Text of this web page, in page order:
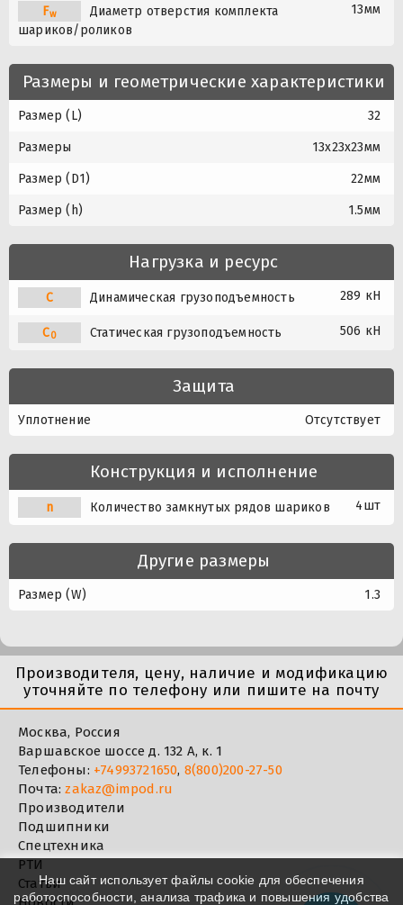
Fw
Диаметр отверстия комплекта
шариков/роликов
13мм
Размеры и геометрические характеристики
Размер (L) 32
Размеры 13x23x23мм
Размер (D1) 22мм
Размер (h) 1.5мм
Нагрузка и ресурс
C Динамическая грузоподъемность 289 кН
C0 Статическая грузоподъемность 506 кН
Защита
Уплотнение Отсутствует
Конструкция и исполнение
n Количество замкнутых рядов шариков 4шт
Другие размеры
Размер (W) 1.3
Производителя, цену, наличие и модификацию
уточняйте по телефону или пишите на почту
Москва, Россия
Варшавское шоссе д. 132 А, к. 1
Телефоны: +74993721650, 8(800)200-27-50
Почта:zakaz@impod.ru
Производители
Подшипники
Спецтехника
РТИ
СтатьиНаш сайт использует файлы cookie для обеспечения
работоспособности, анализа трафика и повышения удобства